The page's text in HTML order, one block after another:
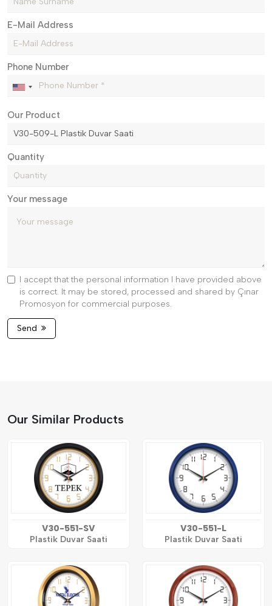
E-Mail Address
Phone Number
Our Product
Quantity
Your message
I accept that the personal information I have provided above
is correct. It may be stored, processed and shared by Çınar
Promosyon for commercial purposes.
Send
Our Similar Products
V30-551-SV
Plastik Duvar Saati
V30-551-L
Plastik Duvar Saati